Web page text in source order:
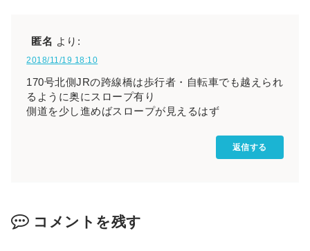
匿名 より:
2018/11/19 18:10
170号北側JRの跨線橋は歩行者・自転車でも越えられ
るように奥にスロープ有り
側道を少し進めばスロープが見えるはず
返信する
コメントを残す